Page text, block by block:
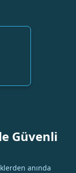
Güvenli
anında